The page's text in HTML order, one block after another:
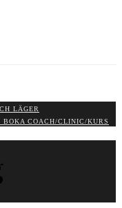
LÄGER
COACH/CLINIC/KURS